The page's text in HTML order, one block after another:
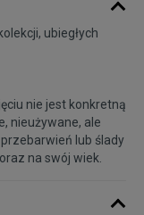
ubiegłych
nie jest konkretną
nieużywane, ale
lub ślady
oraz na swój wiek.